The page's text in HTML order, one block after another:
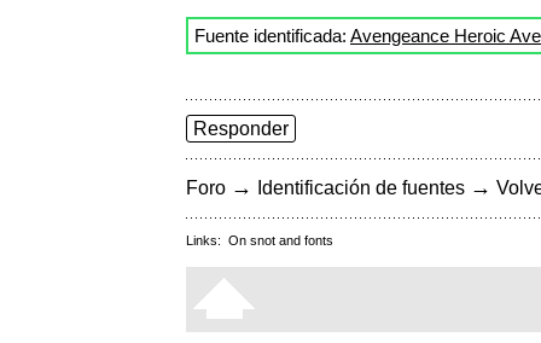
Fuente identificada: Avengeance Heroic
Responder
Foro → Identificación de fuentes →
Links: On snot and fonts